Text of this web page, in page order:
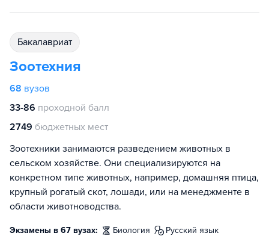
бакалавриат
Зоотехния
68 вузов
33-86 проходной балл
2749 бюджетных мест
Зоотехники занимаются разведением животных в
сельском хозяйстве. Они специализируются на
конкретном типе животных, например, домашняя птица,
крупный рогатый скот, лошади, или на менеджменте в
области животноводства.
Экзамены в 67 вузах: биология
русский язык